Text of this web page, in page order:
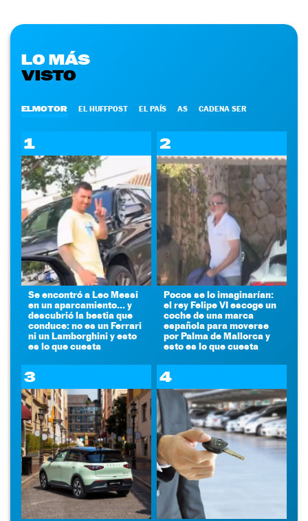
LO MÁS
VISTO
ELMOTOR EL HUFFPOST EL PAÍS AS CADENA SER
1
Se encontró a Leo Messi
en un aparcamiento... y
descubrió la bestia que
conduce: no es un Ferrari
ni un Lamborghini y esto
es lo que cuesta
2
Pocos se lo imaginarían:
el rey Felipe VI escoge un
coche de una marca
española para moverse
por Palma de Mallorca y
esto es lo que cuesta
3 4